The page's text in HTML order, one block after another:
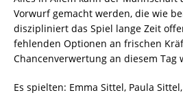
Vorwurf gemacht werden, die wie
diszipliniert das Spiel lange Zeit
fehlenden Optionen an frischen
Chancenverwertung an diesem Tag
Es spielten: Emma Sittel, Paula